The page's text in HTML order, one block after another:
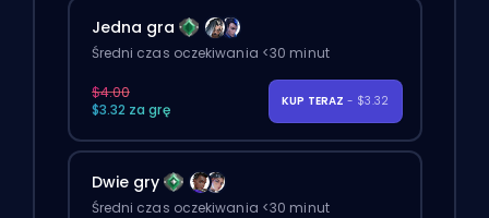
Jedna gra
Średni czas oczekiwania <30 minut
$4.00
$3.32 za grę
KUP TERAZ - $3.32
Dwie gry
Średni czas oczekiwania <30 minut